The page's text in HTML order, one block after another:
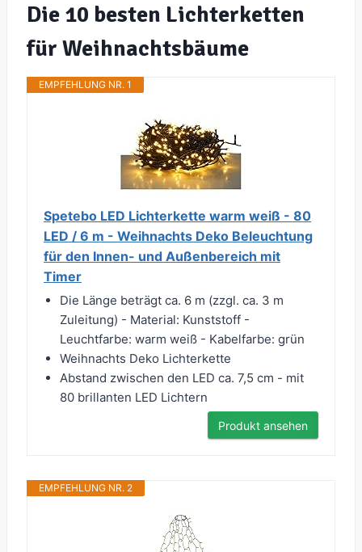
Die 10 besten Lichterketten
für Weihnachtsbäume
EMPFEHLUNG NR. 1
Spetebo LED Lichterkette warm weiß - 80
LED / 6 m - Weihnachts Deko Beleuchtung
für den Innen- und Außenbereich mit
Timer
Die Länge beträgt ca. 6 m (zzgl. ca. 3 m
Zuleitung) - Material: Kunststoff -
Leuchtfarbe: warm weiß - Kabelfarbe: grün
Weihnachts Deko Lichterkette
Abstand zwischen den LED ca. 7,5 cm - mit
80 brillanten LED Lichtern
Produkt ansehen
EMPFEHLUNG NR. 2